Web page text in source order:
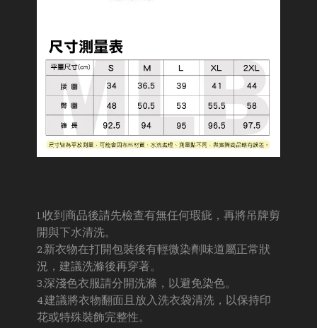
1.收到商品後請先檢查有無任何瑕疵，再將吊牌剪
開與下水清洗。
2.新衣物在打開包裝後有輕微染劑味道屬正常狀
況，建議洗滌後再穿著。
3.深淺色衣服請分開洗滌，以避免染色。
4.建議將衣物翻面且放入洗衣袋清洗，以保持印
花或特殊裝飾完整性。